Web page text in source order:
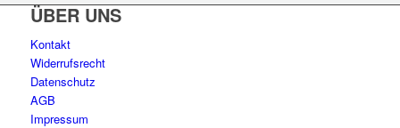
ÜBER UNS
Kontakt
Widerrufsrecht
Datenschutz
AGB
Impressum